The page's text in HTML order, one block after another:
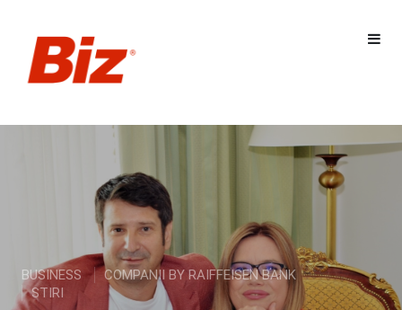
BUSINESS
COMPANII BY RAIFFEISEN BANK
STIRI